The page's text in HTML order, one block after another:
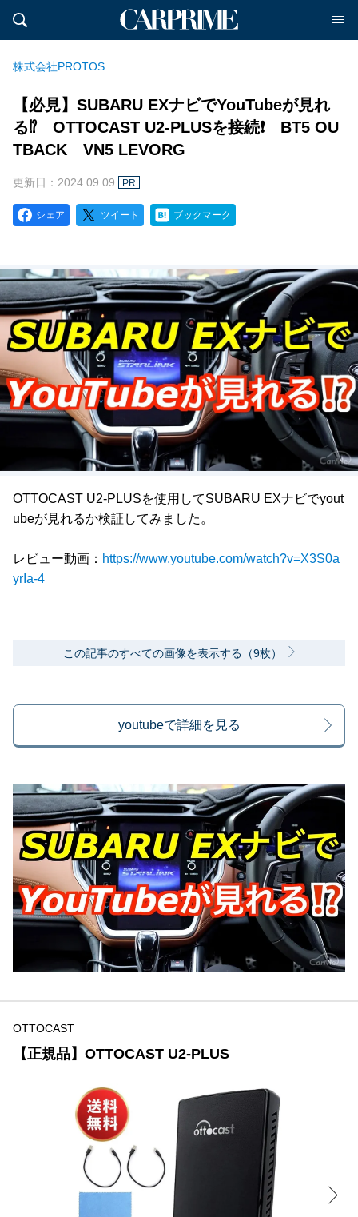
株式会社PROTOS
【必見】SUBARU EXナビでYouTubeが見れ
る⁉️ OTTOCAST U2-PLUSを接続❗️ BT5 OU
TBACK VN5 LEVORG
更新日：2024.09.09 PR
シェア ツイート ブックマーク
OTTOCAST U2-PLUSを使用してSUBARU EXナビでyout
ubeが見れるか検証してみました。
レビュー動画： https://www.youtube.com/watch?v=X3S0a
yrIa-4
この記事のすべての画像を表示する（9枚）
youtubeで詳細を見る
OTTOCAST
【正規品】OTTOCAST U2-PLUS